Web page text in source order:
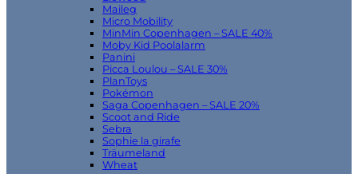
Maileg
Micro Mobility
MinMin Copenhagen – SALE 40%
Moby Kid Poolalarm
Panini
Picca Loulou – SALE 30%
PlanToys
Pokémon
Saga Copenhagen – SALE 20%
Scoot and Ride
Sebra
Sophie la girafe
Träumeland
Wheat